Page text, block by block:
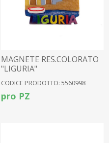
MAGNETE RES.COLORATO
"LIGURIA"
CODICE PRODOTTO: 5560998
pro PZ